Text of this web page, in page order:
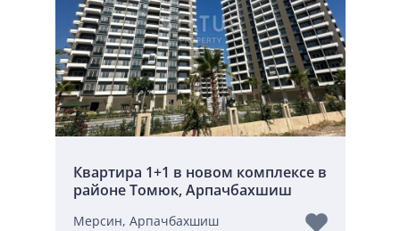
Квартира 1+1 в новом комплексе в
районе Томюк, Арпачбахшиш
Мерсин, Арпачбахшиш